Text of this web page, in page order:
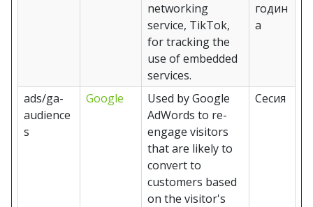
networking
service, TikTok,
for tracking the
use of embedded
services.
годин
а
ads/ga-
audience
s
Google
Used by Google
AdWords to re-
engage visitors
that are likely to
convert to
customers based
on the visitor's
Сесия